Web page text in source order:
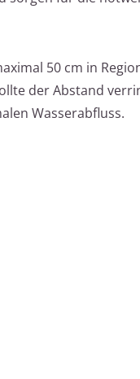
50 cm in
der Abstand
Wasserabfluss.